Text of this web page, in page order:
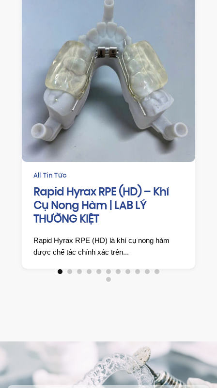
Hyrax RPE (HD) – Khí
Nong Hàm | LAB LÝ
KIỆT
Hyrax RPE (HD) là khí cụ nong hàm
chế tác chính xác trên...